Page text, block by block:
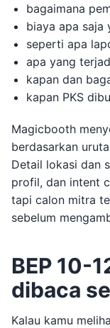
bagaimana
biaya apa saja
seperti apa
apa yang
kapan dan
kapan PKS
Magicbooth
berdasarkan
Detail lokasi dan
profil, dan intent
tapi calon mitra
sebelum
BEP 10-
dibaca
Kalau kamu